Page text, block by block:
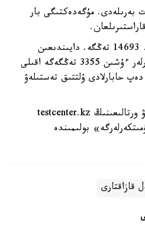
2 ساعات 10 مينۋت بەرىلەدى. مۇگەدەكتىگى بار
- تەستىلەۋگە قاتىسۋ قۇنى - 14693 تەڭگە. دايىندىعىن
جاقسارتقىسى كەلەتىن ۇمىتكەرلەر ءۇشىن 3355 تەڭگەگە اقىلى
حابارلادى ۇلتتىق تەستىلەۋ
تولىق اقپارات ۇلتتىق تەستىلەۋ ورتالىعىنىڭ testcenter.kz
بولىمىندە
قازاقتارى